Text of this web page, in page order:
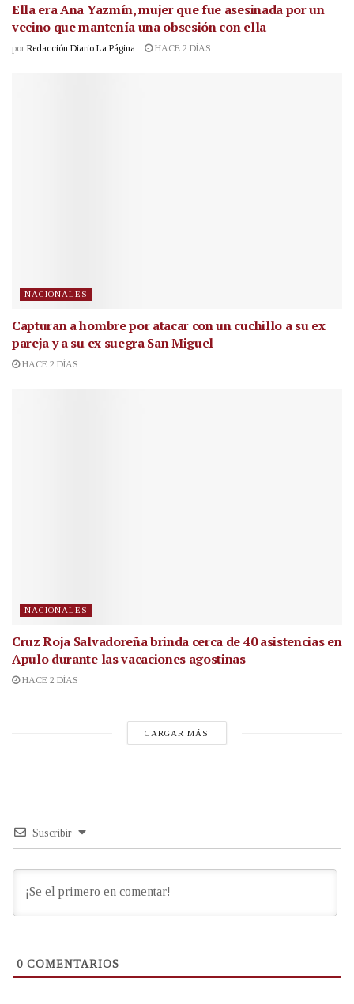
Ella era Ana Yazmín, mujer que fue asesinada por un
vecino que mantenía una obsesión con ella
por Redacción Diario La Página HACE 2 DÍAS
NACIONALES
Capturan a hombre por atacar con un cuchillo a su ex
pareja y a su ex suegra San Miguel
HACE 2 DÍAS
NACIONALES
Cruz Roja Salvadoreña brinda cerca de 40 asistencias en
Apulo durante las vacaciones agostinas
HACE 2 DÍAS
CARGAR MÁS
Suscribir
0 COMENTARIOS